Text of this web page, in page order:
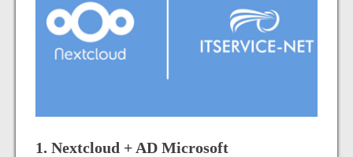
1. Nextcloud + AD Microsoft